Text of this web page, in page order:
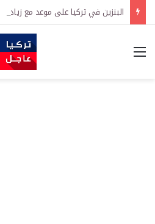
البنزين في تركيا على موعد مع زيادة
القائمة